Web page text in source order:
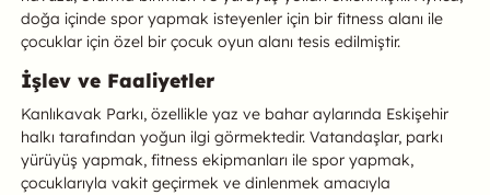
doğa içinde spor yapmak isteyenler için bir fitness alanı ile
çocuklar için özel bir çocuk oyun alanı tesis edilmiştir.
İşlev ve Faaliyetler
Kanlıkavak Parkı, özellikle yaz ve bahar aylarında Eskişehir
halkı tarafından yoğun ilgi görmektedir. Vatandaşlar, parkı
yürüyüş yapmak, fitness ekipmanları ile spor yapmak,
çocuklarıyla vakit geçirmek ve dinlenmek amacıyla